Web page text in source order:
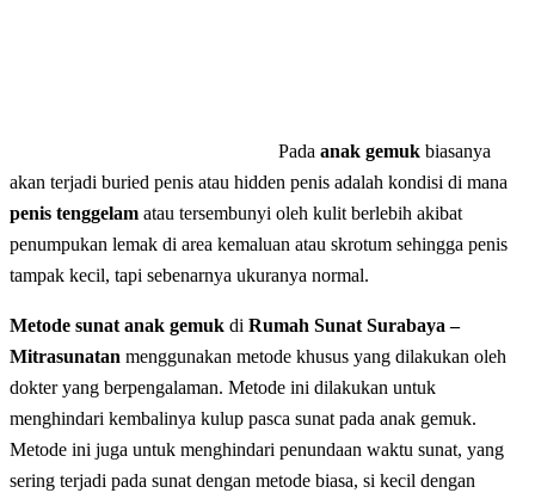
Pada anak gemuk biasanya
akan terjadi buried penis atau hidden penis adalah kondisi di mana
penis tenggelam atau tersembunyi oleh kulit berlebih akibat
penumpukan lemak di area kemaluan atau skrotum sehingga penis
tampak kecil, tapi sebenarnya ukuranya normal.
Metode sunat anak gemuk di Rumah Sunat Surabaya –
Mitrasunatan menggunakan metode khusus yang dilakukan oleh
dokter yang berpengalaman. Metode ini dilakukan untuk
menghindari kembalinya kulup pasca sunat pada anak gemuk.
Metode ini juga untuk menghindari penundaan waktu sunat, yang
sering terjadi pada sunat dengan metode biasa, si kecil dengan